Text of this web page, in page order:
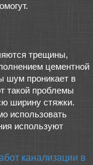
трещины,
цементной
шум проникает в
такой проблемы
ширину стяжки.
использовать
используют
канализации в